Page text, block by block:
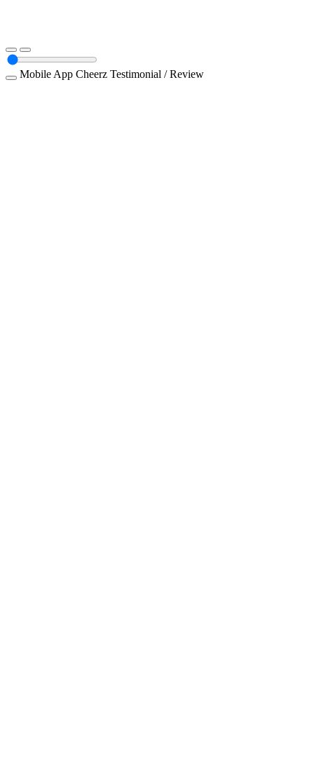
Mobile App Cheerz Testimonial / Review